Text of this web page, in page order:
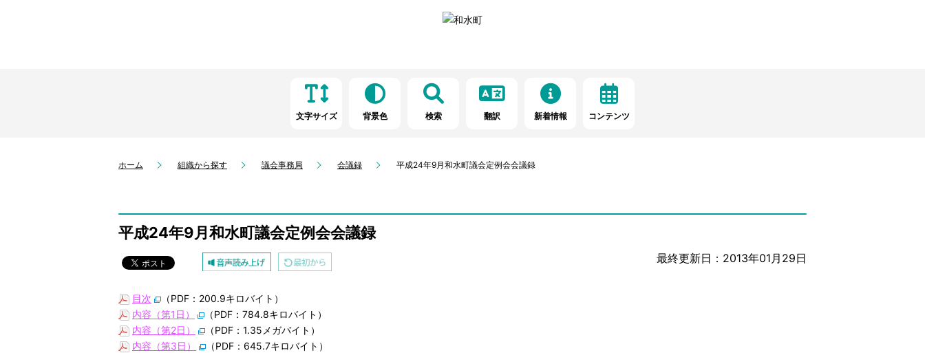
文字サイズ 背景色 検索 翻訳 新着情報 コンテンツ
ホーム 組織から探す 議会事務局 会議録 平成24年9月和水町議会定例会会議録
平成24年9月和水町議会定例会会議録
最終更新日：2013年01月29日
目次
（PDF：200.9キロバイト）
内容（第1日）
（PDF：784.8キロバイト）
内容（第2日）
（PDF：1.35メガバイト）
内容（第3日）
（PDF：645.7キロバイト）